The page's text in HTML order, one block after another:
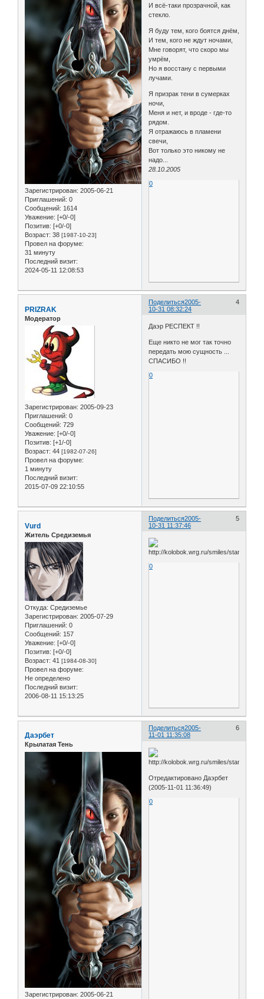
Зарегистрирован: 2005-06-21
Приглашений: 0
Сообщений: 1614
Уважение: [+0/-0]
Позитив: [+0/-0]
Возраст: 38 [1987-10-23]
Провел на форуме:
31 минуту
Последний визит:
2024-05-11 12:08:53
И всё-таки прозрачной, как
стекло.
Я буду тем, кого боятся днём,
И тем, кого не ждут ночами,
Мне говорят, что скоро мы
умрём,
Но я восстану с первыми
лучами.
Я призрак тени в сумерках
ночи,
Меня и нет, и вроде - где-то
рядом.
Я отражаюсь в пламени
свечи,
Вот только это никому не
надо...
28.10.2005
0
Поделиться 4
2005-
10-31 08:32:24
PRIZRAK
Модератор
Зарегистрирован: 2005-09-23
Приглашений: 0
Сообщений: 729
Уважение: [+0/-0]
Позитив: [+1/-0]
Возраст: 44 [1982-07-26]
Провел на форуме:
1 минуту
Последний визит:
2015-07-09 22:10:55
Даэр РЕСПЕКТ !!
Еще никто не мог так точно
передать мою сущность ...
СПАСИБО !!
0
Поделиться 5
2005-
10-31 11:37:46
Vurd
Житель Средиземья
Откуда: Средиземье
Зарегистрирован: 2005-07-29
Приглашений: 0
Сообщений: 157
Уважение: [+0/-0]
Позитив: [+0/-0]
Возраст: 41 [1984-08-30]
Провел на форуме:
Не определено
Последний визит:
2006-08-11 15:13:25
0
Поделиться 6
2005-
11-01 11:35:08
Даэрбет
Крылатая Тень
Зарегистрирован: 2005-06-21
Отредактировано Даэрбет
(2005-11-01 11:36:49)
0